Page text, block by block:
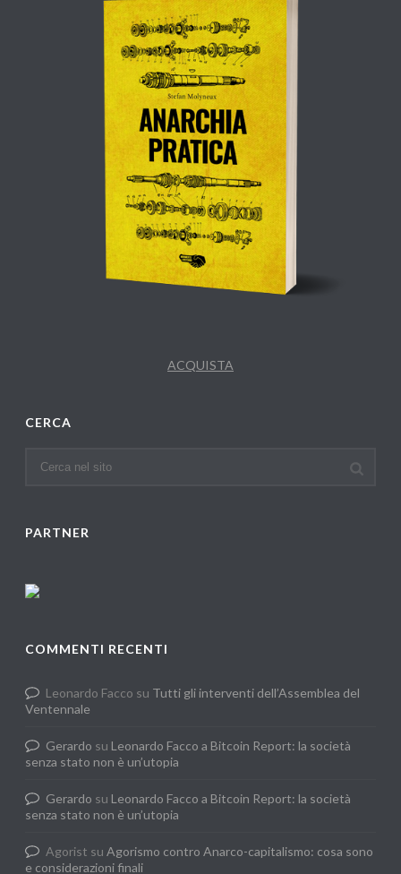
ACQUISTA
CERCA
PARTNER
COMMENTI RECENTI
Leonardo Facco su Tutti gli interventi dell’Assemblea del
Ventennale
Gerardo su Leonardo Facco a Bitcoin Report: la società
senza stato non è un’utopia
Gerardo su Leonardo Facco a Bitcoin Report: la società
senza stato non è un’utopia
Agorist suAgorismo contro Anarco-capitalismo: cosa sono
e considerazioni finali